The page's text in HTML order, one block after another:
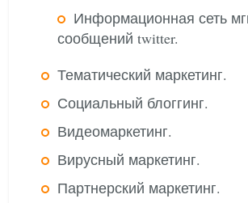
Информационная сеть
сообщений twitter.
Тематический маркетинг.
Социальный блоггинг.
Видеомаркетинг.
Вирусный маркетинг.
Партнерский маркетинг.